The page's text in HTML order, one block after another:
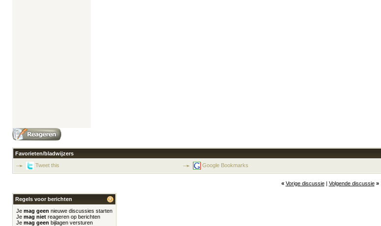
Favorieten/bladwijzers
Tweet this
Google Bookmarks
« Vorige discussie| Volgende discussie »
Regels voor berichten
Je mag geen nieuwe discussies starten
Je mag niet reageren op berichten
Je mag geen bijlagen versturen